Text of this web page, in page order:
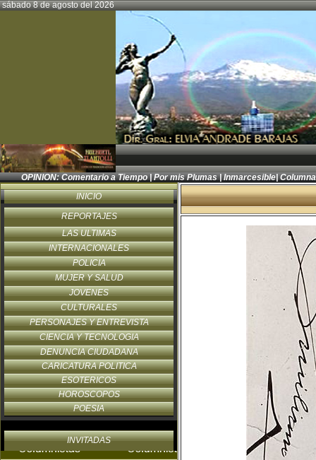
sábado 8 de agosto del 2026
OPINION:Comentario a Tiempo|Por mis Plumas|Inmarcesible|
INICIO
REPORTAJES
LAS ULTIMAS
INTERNACIONALES
POLICIA
MUJER Y SALUD
JOVENES
CULTURALES
PERSONAJES Y ENTREVISTA
CIENCIA Y TECNOLOGIA
DENUNCIA CIUDADANA
CARICATURA POLITICA
ESOTERICOS
HOROSCOPOS
POESIA
INVITADAS